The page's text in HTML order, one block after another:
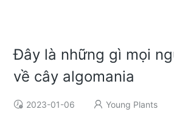
Đây là những gì mọi
về cây algomania
2023-01-06 Young Plants